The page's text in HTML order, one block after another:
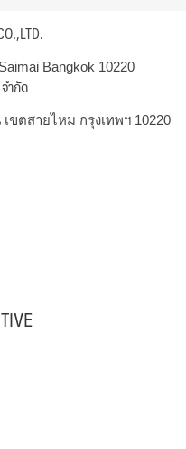
Bangkok 10220
ำกัด
ขตสายไหม กรุงเทพฯ 10220